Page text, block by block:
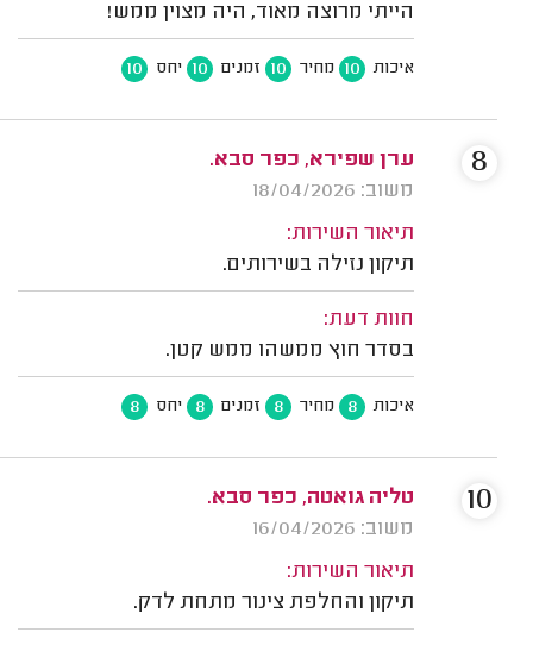
הייתי מרוצה מאוד, היה מצוין ממש!
איכות 10 מחיר 10 זמנים 10 יחס 10
ערן שפירא, כפר סבא.
משוב: 18/04/2026
תיאור השירות:
תיקון נזילה בשירותים.
חוות דעת:
בסדר חוץ ממשהו ממש קטן.
איכות 8 מחיר 8 זמנים 8 יחס 8
8
טליה גואטה, כפר סבא.
משוב: 16/04/2026
תיאור השירות:
תיקון והחלפת צינור מתחת לדק.
10